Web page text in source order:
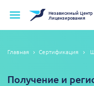
НезависимыйЦентр
Лицензирования
Главная Сертификация
Получение и